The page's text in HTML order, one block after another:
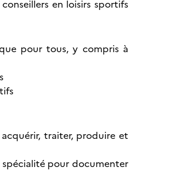
en loisirs sportifs
pour tous, y compris à
traiter, produire et
pour documenter